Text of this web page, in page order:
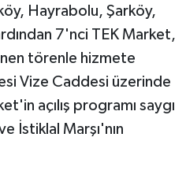
Hayrabolu, Şarköy,
7'nci TEK Market,
törenle hizmete
Vize Caddesi üzerinde
açılış programı saygı
İstiklal Marşı'nın